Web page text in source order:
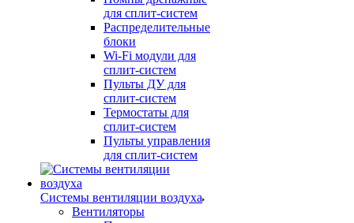
для сплит-систем
Распределительные
блоки
Wi-Fi модули для
сплит-систем
Пульты ДУ для
сплит-систем
Термостаты для
сплит-систем
Пульты управления
для сплит-систем
Системы вентиляции воздуха
Вентиляторы